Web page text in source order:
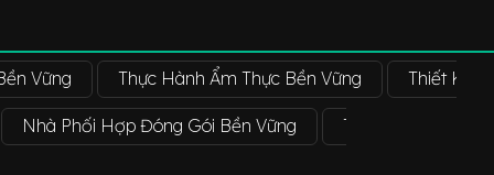
Vững Thực Hành Ẩm Thực Bền Vững Thiết Kế
Nhà Phối Hợp Đóng Gói Bền Vững Tư Vấn Viên Đóng